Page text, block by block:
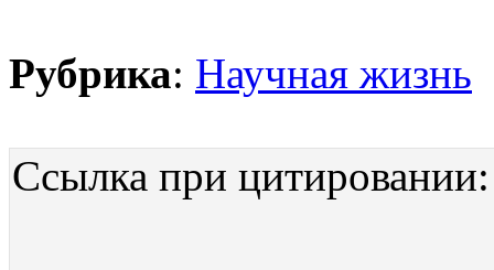
Рубрика: Научная жизнь
Ссылка при цитировании: